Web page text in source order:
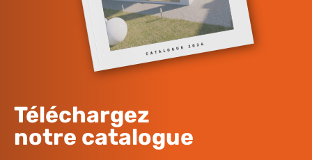
Téléchargez
notre catalogue